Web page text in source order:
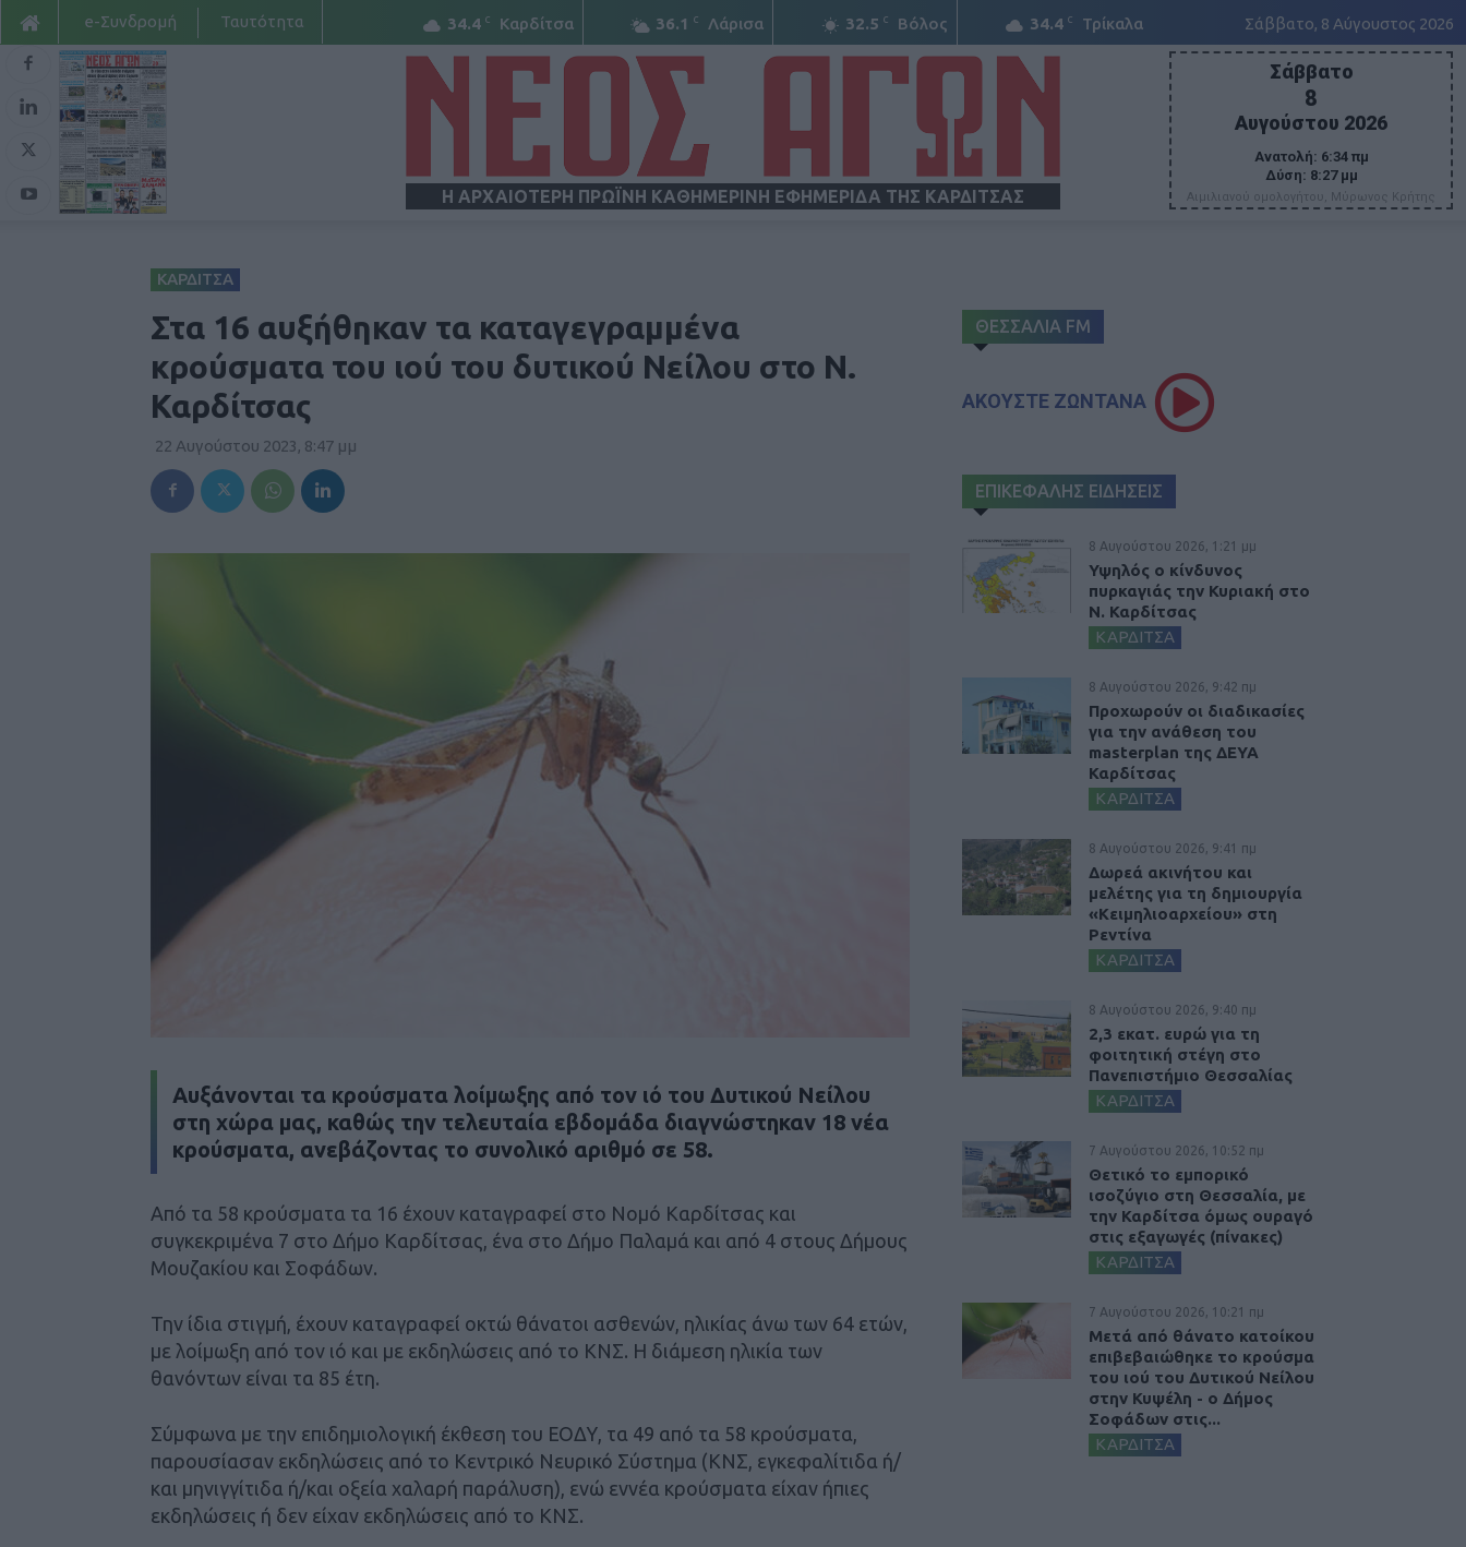
34.4 C Καρδίτσα 36.1 C Λάρισα 32.5 C Βόλος 34.4 C Τρίκαλα Σάββατο, 8 Αύγουστος 2026
e-Συνδρομή Ταυτότητα
Η ΑΡΧΑΙΟΤΕΡΗ ΠΡΩΪΝΗ ΚΑΘΗΜΕΡΙΝΗ ΕΦΗΜΕΡΙΔΑ ΤΗΣ ΚΑΡΔΙΤΣΑΣ
Σάββατο
8
Αυγούστου 2026
Ανατολή: 6:34 πμ
Δύση: 8:27 μμ
Αιμιλιανού ομολογήτου, Μύρωνος Κρήτης
ΚΑΡΔΙΤΣΑ
Στα 16 αυξήθηκαν τα καταγεγραμμένα
κρούσματα του ιού του δυτικού Νείλου στο Ν.
Καρδίτσας
22 Αυγούστου 2023, 8:47 μμ
Αυξάνονται τα κρούσματα λοίμωξης από τον ιό του Δυτικού Νείλου
στη χώρα μας, καθώς την τελευταία εβδομάδα διαγνώστηκαν 18 νέα
κρούσματα, ανεβάζοντας το συνολικό αριθμό σε 58.
Από τα 58 κρούσματα τα 16 έχουν καταγραφεί στο Νομό Καρδίτσας και
συγκεκριμένα 7 στο Δήμο Καρδίτσας, ένα στο Δήμο Παλαμά και από 4 στους Δήμους
Μουζακίου και Σοφάδων.
Την ίδια στιγμή, έχουν καταγραφεί οκτώ θάνατοι ασθενών, ηλικίας άνω των 64 ετών,
με λοίμωξη από τον ιό και με εκδηλώσεις από το ΚΝΣ. Η διάμεση ηλικία των
θανόντων είναι τα 85 έτη.
Σύμφωνα με την επιδημιολογική έκθεση του ΕΟΔΥ, τα 49 από τα 58 κρούσματα,
παρουσίασαν εκδηλώσεις από το Κεντρικό Νευρικό Σύστημα (ΚΝΣ, εγκεφαλίτιδα ή/
και μηνιγγίτιδα ή/και οξεία χαλαρή παράλυση), ενώ εννέα κρούσματα είχαν ήπιες
εκδηλώσεις ή δεν είχαν εκδηλώσεις από το ΚΝΣ.
ΘΕΣΣΑΛΙΑ FM
ΑΚΟΥΣΤΕ ΖΩΝΤΑΝΑ
ΕΠΙΚΕΦΑΛΗΣ ΕΙΔΗΣΕΙΣ
8 Αυγούστου 2026, 1:21 μμ
Υψηλός ο κίνδυνος
πυρκαγιάς την Κυριακή στο
Ν. Καρδίτσας
ΚΑΡΔΙΤΣΑ
8 Αυγούστου 2026, 9:42 πμ
Προχωρούν οι διαδικασίες
για την ανάθεση του
masterplan της ΔΕΥΑ
Καρδίτσας
ΚΑΡΔΙΤΣΑ
8 Αυγούστου 2026, 9:41 πμ
Δωρεά ακινήτου και
μελέτης για τη δημιουργία
«Κειμηλιοαρχείου» στη
Ρεντίνα
ΚΑΡΔΙΤΣΑ
8 Αυγούστου 2026, 9:40 πμ
2,3 εκατ. ευρώ για τη
φοιτητική στέγη στο
Πανεπιστήμιο Θεσσαλίας
ΚΑΡΔΙΤΣΑ
7 Αυγούστου 2026, 10:52 πμ
Θετικό το εμπορικό
ισοζύγιο στη Θεσσαλία, με
την Καρδίτσα όμως ουραγό
στις εξαγωγές (πίνακες)
ΚΑΡΔΙΤΣΑ
7 Αυγούστου 2026, 10:21 πμ
Μετά από θάνατο κατοίκου
επιβεβαιώθηκε το κρούσμα
του ιού του Δυτικού Νείλου
στην Κυψέλη - ο Δήμος
Σοφάδων στις...
ΚΑΡΔΙΤΣΑ